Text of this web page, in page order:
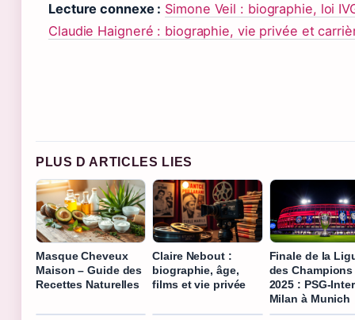
Lecture connexe : Simone Veil : biographie, loi
Claudie Haigneré : biographie, vie privée et
PLUS D ARTICLES LIES
Masque Cheveux
Maison – Guide des
Recettes Naturelles
Claire Nebout :
biographie, âge,
films et vie privée
Finale de la
des Champions
2025 : PSG-Inter
Milan à Munich